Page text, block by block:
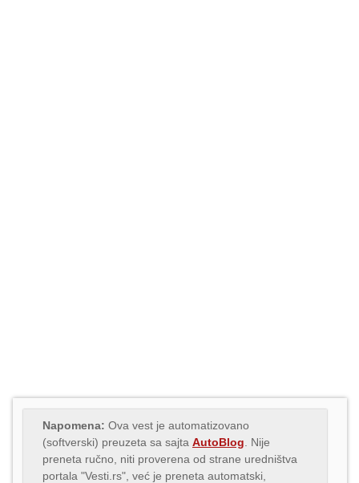
Napomena: Ova vest je automatizovano
(softverski) preuzeta sa sajta AutoBlog . Nije
preneta ručno, niti proverena od strane uredništva
portala "Vesti.rs", već je preneta automatski,